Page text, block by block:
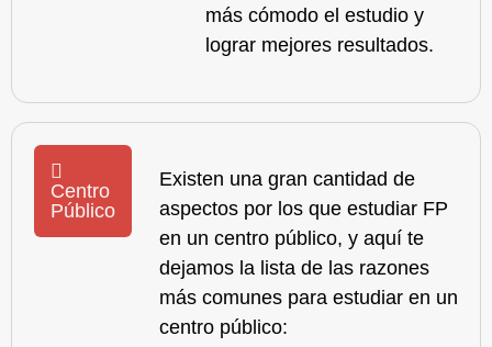
más cómodo el estudio y
lograr mejores resultados.
Centro
Público
Existen una gran cantidad de
aspectos por los que estudiar FP
en un centro público, y aquí te
dejamos la lista de las razones
más comunes para estudiar en un
centro público: